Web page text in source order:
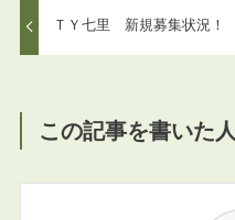
ＴＹ七里 新規募集状況！
この記事を書いた人